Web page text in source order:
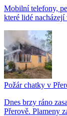
Mobilní telefony,
které lidé
Požár chatky v
Dnes brzy ráno
Přerově. Plameny